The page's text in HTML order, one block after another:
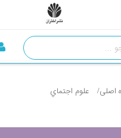
اصلی علوم اجتماي